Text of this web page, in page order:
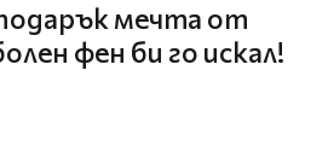
мечта от
фен би го искал!